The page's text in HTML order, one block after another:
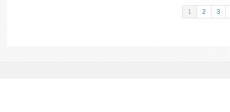
1 2 3